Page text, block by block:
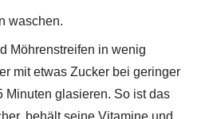
waschen.
Möhrenstreifen in wenig
mit etwas Zucker bei geringer
Minuten glasieren. So ist das
behält seine Vitamine und